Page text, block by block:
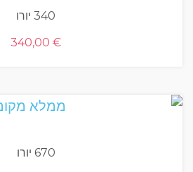
340 יורו
340,00 €
670 יורו